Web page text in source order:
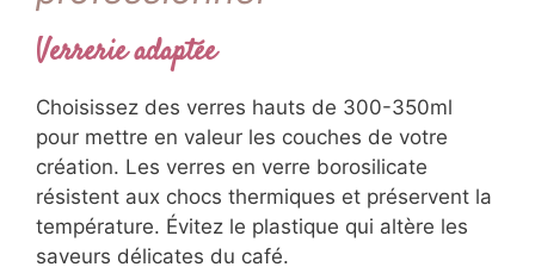
robusta apportent plus de corps et de crema
à votre préparation.
Ces alternatives ouvrent votrerecette café
frappé laità tous les régimes et préférences.
Présentation et service
professionnel